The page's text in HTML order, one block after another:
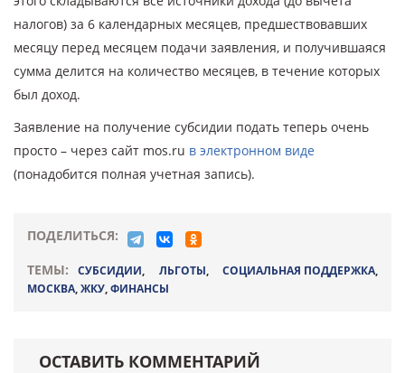
налогов) за 6 календарных месяцев, предшествовавших
месяцу перед месяцем подачи заявления, и получившаяся
сумма делится на количество месяцев, в течение которых
был доход.
Заявление на получение субсидии подать теперь очень
просто – через сайт mos.ru в электронном виде
(понадобится полная учетная запись).
ПОДЕЛИТЬСЯ:
ТЕМЫ:
СУБСИДИИ, ЛЬГОТЫ, СОЦИАЛЬНАЯ ПОДДЕРЖКА,
МОСКВА,ЖКУ,ФИНАНСЫ
ОСТАВИТЬ КОММЕНТАРИЙ